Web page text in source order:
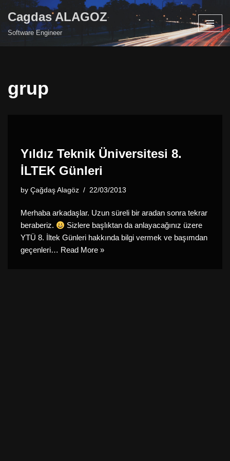
Skip
Cagdas ALAGOZ
Software Engineer
grup
Yıldız Teknik Üniversitesi 8.
İLTEK Günleri
by Çağdaş Alagöz 22/03/2013
Merhaba arkadaşlar. Uzun süreli bir aradan sonra tekrar
beraberiz.
Sizlere başlıktan da anlayacağınız üzere
YTÜ 8. İltek Günleri hakkında bilgi vermek ve başımdan
geçenleri… Read More »